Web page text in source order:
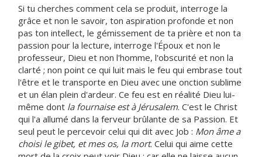
Si tu cherches comment cela se produit, interroge la
grâce et non le savoir, ton aspiration profonde et non
pas ton intellect, le gémissement de ta prière et non ta
passion pour la lecture, interroge l'Époux et non le
professeur, Dieu et non l'homme, l'obscurité et non la
clarté ; non point ce qui luit mais le feu qui embrase tout
l'être et le transporte en Dieu avec une onction sublime
et un élan plein d'ardeur. Ce feu est en réalité Dieu lui-
même dont la fournaise est à Jérusalem. C'est le Christ
qui l'a allumé dans la ferveur brûlante de sa Passion. Et
seul peut le percevoir celui qui dit avec Job : Mon âme a
choisi le gibet, et mes os, la mort. Celui qui aime cette